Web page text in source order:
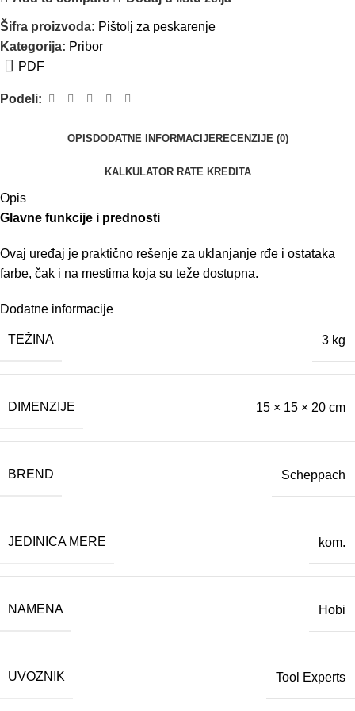
Šifra proizvoda: Pištolj za peskarenje
Kategorija: Pribor
PDF
Podeli:
OPIS DODATNE INFORMACIJE RECENZIJE (0)
KALKULATOR RATE KREDITA
Opis
Glavne funkcije i prednosti
Ovaj uređaj je praktično rešenje za uklanjanje rđe i ostataka
farbe, čak i na mestima koja su teže dostupna.
Dodatne informacije
TEŽINA 3 kg
DIMENZIJE 15 × 15 × 20 cm
BREND Scheppach
JEDINICA MERE kom.
NAMENA Hobi
UVOZNIK Tool Experts